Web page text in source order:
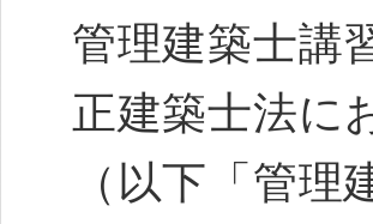
管理建築士講
正建築士法に
（以下「管